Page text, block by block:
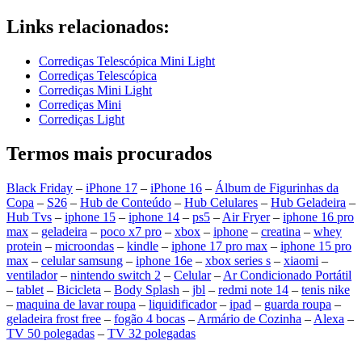
Links relacionados:
Corrediças Telescópica Mini Light
Corrediças Telescópica
Corrediças Mini Light
Corrediças Mini
Corrediças Light
Termos mais procurados
Black Friday – iPhone 17 – iPhone 16 – Álbum de Figurinhas da
Copa – S26 – Hub de Conteúdo – Hub Celulares – Hub Geladeira –
Hub Tvs – iphone 15 – iphone 14 – ps5 – Air Fryer– iphone 16 pro
max – geladeira – poco x7 pro – xbox – iphone – creatina – whey
protein – microondas – kindle – iphone 17 pro max – iphone 15 pro
max – celular samsung – iphone 16e – xbox series s – xiaomi –
ventilador– nintendo switch 2 – Celular– Ar Condicionado Portátil
– tablet – Bicicleta – Body Splash – jbl – redmi note 14 – tenis nike
– maquina de lavar roupa – liquidificador– ipad – guarda roupa –
geladeira frost free – fogão 4 bocas – Armário de Cozinha – Alexa –
TV 50 polegadas – TV 32 polegadas